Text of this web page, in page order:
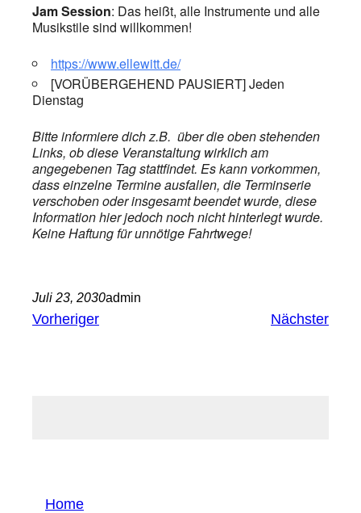
Jam Session: Das heißt, alle Instrumente und alle
Musikstile sind willkommen!
https://www.ellewitt.de/
[VORÜBERGEHEND PAUSIERT] Jeden
Dienstag
Bitte informiere dich z.B. über die oben stehenden
Links, ob diese Veranstaltung wirklich am
angegebenen Tag stattfindet. Es kann vorkommen,
dass einzelne Termine ausfallen, die Terminserie
verschoben oder insgesamt beendet wurde, diese
Information hier jedoch noch nicht hinterlegt wurde.
Keine Haftung für unnötige Fahrtwege!
Juli 23, 2030admin
Vorheriger Nächster
Home